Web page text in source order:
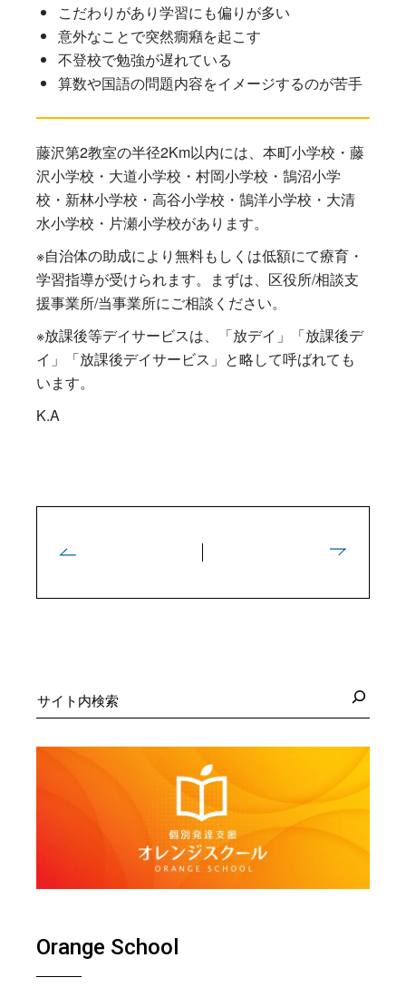
こだわりがあり学習にも偏りが多い
意外なことで突然癇癪を起こす
不登校で勉強が遅れている
算数や国語の問題内容をイメージするのが苦手
藤沢第2教室の半径2Km以内には、本町小学校・藤
沢小学校・大道小学校・村岡小学校・鵠沼小学
校・新林小学校・高谷小学校・鵠洋小学校・大清
水小学校・片瀬小学校があります。
※自治体の助成により無料もしくは低額にて療育・
学習指導が受けられます。まずは、区役所/相談支
援事業所/当事業所にご相談ください。
※放課後等デイサービスは、「放デイ」「放課後デ
イ」「放課後デイサービス」と略して呼ばれても
います。
K.A
索
Orange School